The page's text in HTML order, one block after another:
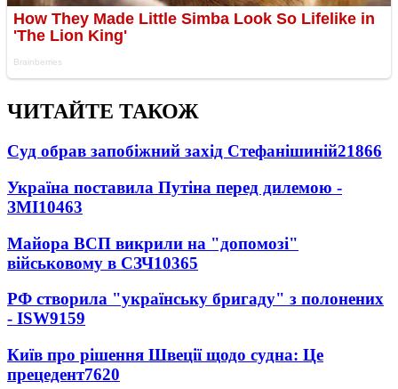
ЧИТАЙТЕ ТАКОЖ
Суд обрав запобіжний захід Стефанішиній21866
Україна поставила Путіна перед дилемою -
ЗМІ10463
Майора ВСП викрили на "допомозі"
військовому в СЗЧ10365
РФ створила "українську бригаду" з полонених
- ISW9159
Київ про рішення Швеції щодо судна: Це
прецедент7620